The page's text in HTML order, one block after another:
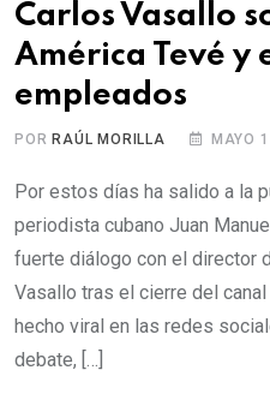
Carlos Vasallo
América Tevé y
empleados
POR RAÚL MORILLA MAYO
Por estos días ha salido a la
periodista cubano Juan
fuerte diálogo con el director
Vasallo tras el cierre del
hecho viral en las redes
debate, […]